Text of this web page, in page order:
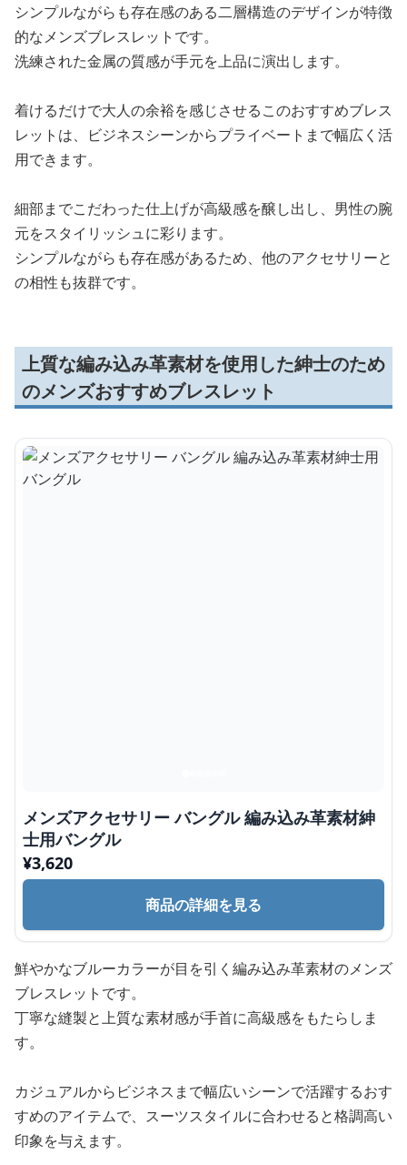
シンプルながらも存在感のある二層構造のデザインが特徴
的なメンズブレスレットです。
洗練された金属の質感が手元を上品に演出します。
着けるだけで大人の余裕を感じさせるこのおすすめブレス
レットは、ビジネスシーンからプライベートまで幅広く活
用できます。
細部までこだわった仕上げが高級感を醸し出し、男性の腕
元をスタイリッシュに彩ります。
シンプルながらも存在感があるため、他のアクセサリーと
の相性も抜群です。
上質な編み込み革素材を使用した紳士のため
のメンズおすすめブレスレット
メンズアクセサリー バングル 編み込み革素材紳
士用バングル
¥3,620
商品の詳細を見る
鮮やかなブルーカラーが目を引く編み込み革素材のメンズ
ブレスレットです。
丁寧な縫製と上質な素材感が手首に高級感をもたらしま
す。
カジュアルからビジネスまで幅広いシーンで活躍するおす
すめのアイテムで、スーツスタイルに合わせると格調高い
印象を与えます。